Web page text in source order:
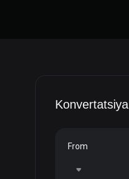
Konvertatsiya
From